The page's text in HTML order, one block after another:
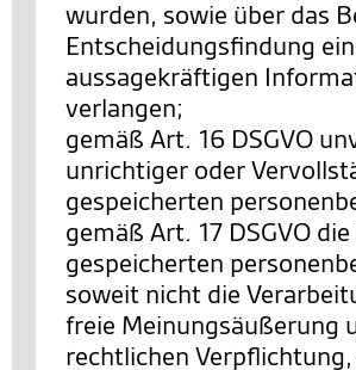
wurden, sowie über das
Entscheidungsfindung
aussagekräftigen
verlangen;
gemäß Art. 16 DSGVO
unrichtiger oder
gespeicherten
gemäß Art. 17 DSGVO
gespeicherten
soweit nicht die
freie Meinungsäußerung
rechtlichen